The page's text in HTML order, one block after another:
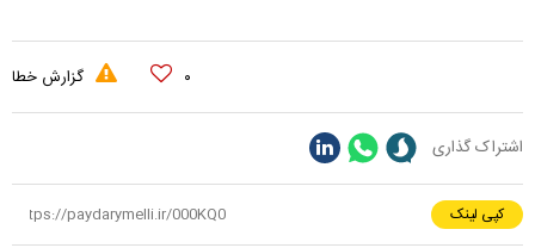
۰ گزارش خطا
اشتراک گذاری
کپی لینک